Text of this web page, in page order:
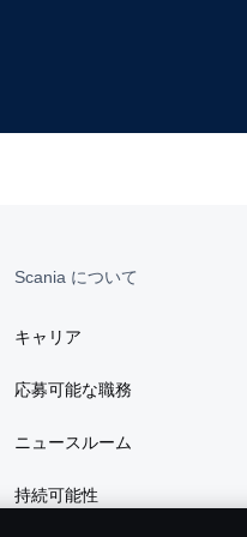
Scania について
キャリア
応募可能な職務
ニュースルーム
持続可能性